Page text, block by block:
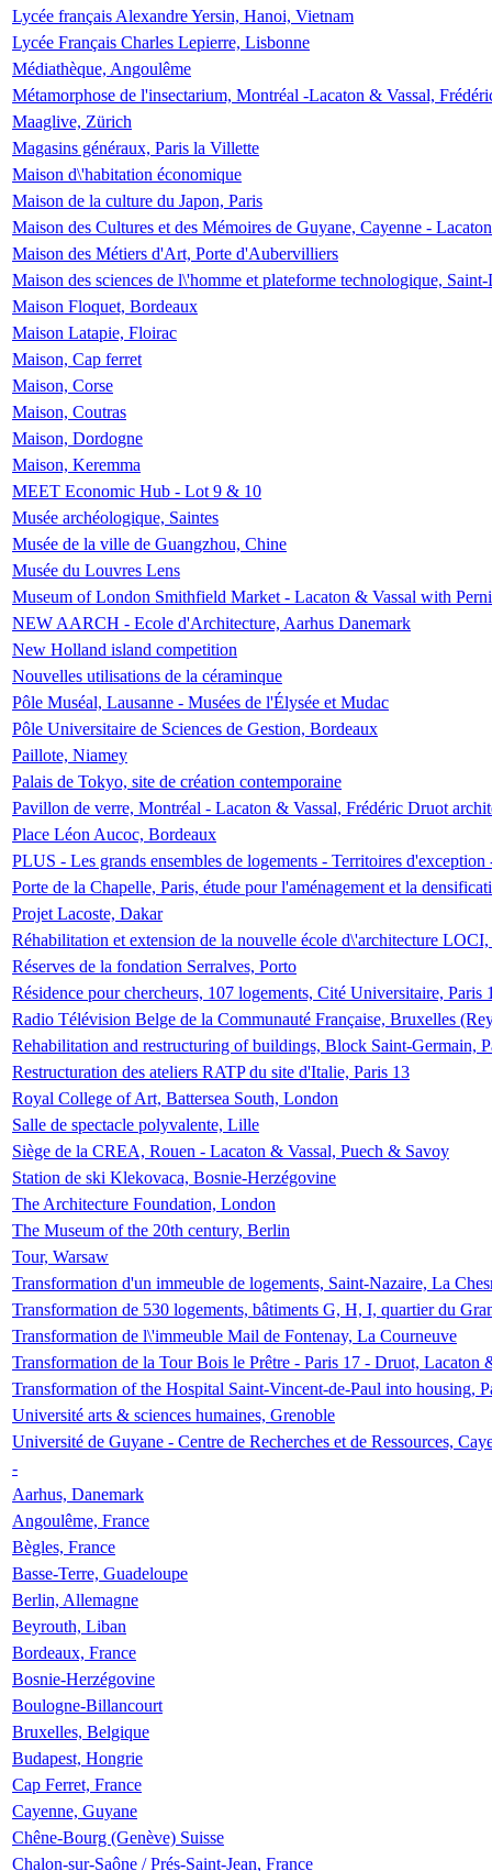
Lycée français Alexandre Yersin, Hanoi, Vietnam
Lycée Français Charles Lepierre, Lisbonne
Médiathèque, Angoulême
Métamorphose de l'insectarium, Montréal -Lacaton & Vassal,
Maaglive, Zürich
Magasins généraux, Paris la Villette
Maison d\'habitation économique
Maison de la culture du Japon, Paris
Maison des Cultures et des Mémoires de Guyane, Cayenne -
Maison des Métiers d'Art, Porte d'Aubervilliers
Maison des sciences de l\'homme et plateforme technologique,
Maison Floquet, Bordeaux
Maison Latapie, Floirac
Maison, Cap ferret
Maison, Corse
Maison, Coutras
Maison, Dordogne
Maison, Keremma
MEET Economic Hub - Lot 9 & 10
Musée archéologique, Saintes
Musée de la ville de Guangzhou, Chine
Musée du Louvres Lens
Museum of London Smithfield Market - Lacaton & Vassal with
NEW AARCH - Ecole d'Architecture, Aarhus Danemark
New Holland island competition
Nouvelles utilisations de la céraminque
Pôle Muséal, Lausanne - Musées de l'Élysée et Mudac
Pôle Universitaire de Sciences de Gestion, Bordeaux
Paillote, Niamey
Palais de Tokyo, site de création contemporaine
Pavillon de verre, Montréal - Lacaton & Vassal, Frédéric Druot
Place Léon Aucoc, Bordeaux
PLUS - Les grands ensembles de logements - Territoires
Porte de la Chapelle, Paris, étude pour l'aménagement et la
Projet Lacoste, Dakar
Réhabilitation et extension de la nouvelle école d\'architecture
Réserves de la fondation Serralves, Porto
Résidence pour chercheurs, 107 logements, Cité Universitaire, Paris
Radio Télévision Belge de la Communauté Française, Bruxelles
Rehabilitation and restructuring of buildings, Block Saint-Germain,
Restructuration des ateliers RATP du site d'Italie, Paris 13
Royal College of Art, Battersea South, London
Salle de spectacle polyvalente, Lille
Siège de la CREA, Rouen - Lacaton & Vassal, Puech & Savoy
Station de ski Klekovaca, Bosnie-Herzégovine
The Architecture Foundation, London
The Museum of the 20th century, Berlin
Tour, Warsaw
Transformation d'un immeuble de logements, Saint-Nazaire, La
Transformation de 530 logements, bâtiments G, H, I, quartier du
Transformation de l\'immeuble Mail de Fontenay, La Courneuve
Transformation de la Tour Bois le Prêtre - Paris 17 - Druot, Lacaton
Transformation of the Hospital Saint-Vincent-de-Paul into housing,
Université arts & sciences humaines, Grenoble
Université de Guyane - Centre de Recherches et de Ressources,
-
Aarhus, Danemark
Angoulême, France
Bègles, France
Basse-Terre, Guadeloupe
Berlin, Allemagne
Beyrouth, Liban
Bordeaux, France
Bosnie-Herzégovine
Boulogne-Billancourt
Bruxelles, Belgique
Budapest, Hongrie
Cap Ferret, France
Cayenne, Guyane
Chêne-Bourg (Genève) Suisse
Chalon-sur-Saône / Prés-Saint-Jean, France